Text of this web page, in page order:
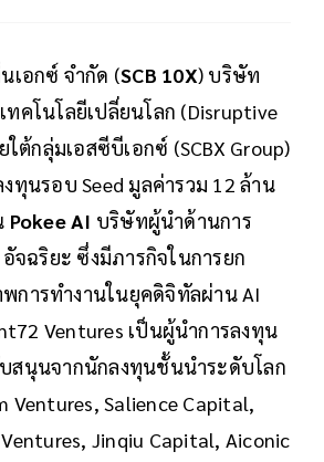
เอกซ์ จำกัด (SCB 10X) บริษัท
ทคโนโลยีเปลี่ยนโลก (Disruptive
ใต้กลุ่มเอสซีบีเอกซ์ (SCBX Group)
ทุนรอบ Seed มูลค่ารวม 12 ล้าน
Pokee AI บริษัทผู้นำด้านการ
จฉริยะ ซึ่งมีภารกิจในการยก
การทำงานในยุคดิจิทัลผ่าน AI
Ventures เป็นผู้นำการลงทุน
สนุนจากนักลงทุนชั้นนำระดับโลก
Ventures, Salience Capital,
Ventures, Jinqiu Capital, Aiconic